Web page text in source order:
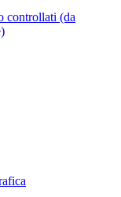
controllati (da